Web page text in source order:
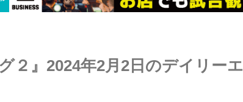
２』2024年2月2日のデイリーエ